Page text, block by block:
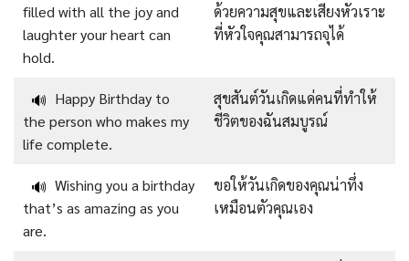
filled with all the joy and
laughter your heart can
hold.
ด้วยความสุขและเสียงหัวเราะ
ที่หัวใจคุณสามารถจุได้
🔊 Happy Birthday to
the person who makes my
life complete.
สุขสันต์วันเกิดแด่คนที่ทำให้
ชีวิตของฉันสมบูรณ์
🔊 Wishing you a birthday
that’s as amazing as you
are.
ขอให้วันเกิดของคุณน่าทึ่ง
เหมือนตัวคุณเอง